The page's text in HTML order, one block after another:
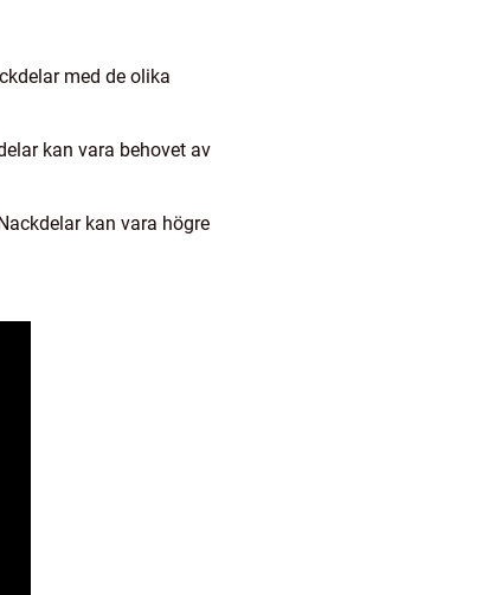
med de olika
kan vara behovet av
kan vara högre